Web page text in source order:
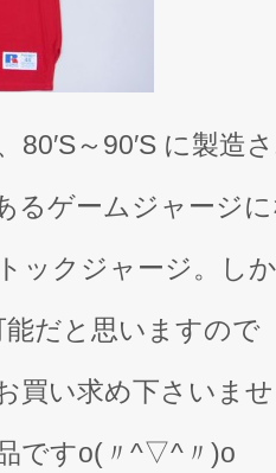
80′S～90′S に製造
るゲームジャージ
ックジャージ。し
だと思いますので
買い求め下さいま
ですo(〃^▽^〃)o